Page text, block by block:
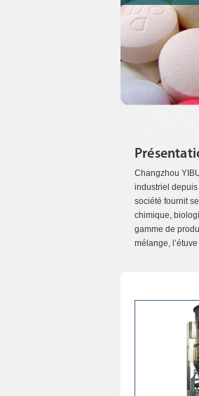
Changzhou
industriel
société fournit
chimique,
gamme de
mélange,